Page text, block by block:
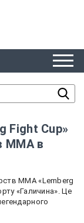
Fight Cup»
ММА в
ММА «Lemberg
«Галичина». Це